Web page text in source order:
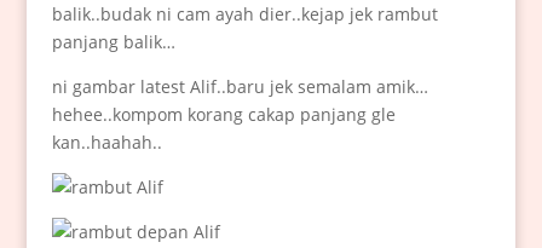
balik..budak ni cam ayah dier..kejap jek rambut
panjang balik…
ni gambar latest Alif..baru jek semalam amik…
hehee..kompom korang cakap panjang gle
kan..haahah..